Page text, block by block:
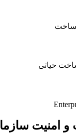
حیاتی
امنیت